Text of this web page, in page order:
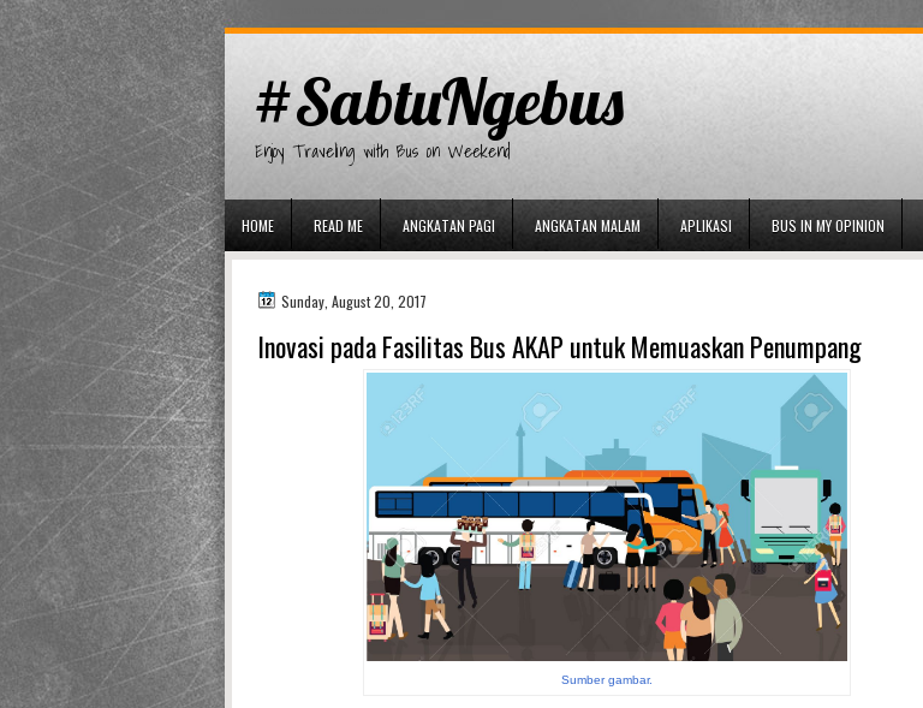
#SabtuNgebus
Enjoy Traveling with Bus on Weekend
HOME READ ME ANGKATAN PAGI ANGKATAN MALAM APLIKASI BUS IN MY OPINION
Sunday, August 20, 2017
Inovasi pada Fasilitas Bus AKAP untuk Memuaskan Penumpang
Sumber gambar.